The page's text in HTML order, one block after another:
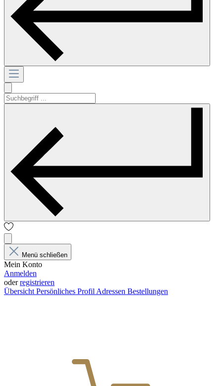
Menü schließen
Mein Konto
Anmelden
oderregistrieren
Übersicht Persönliches Profil Adressen Bestellungen